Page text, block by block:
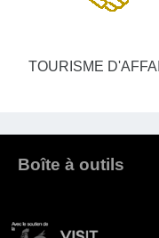
TOURISME
Boîte à outils